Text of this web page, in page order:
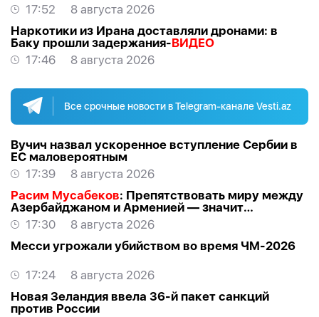
17:52
8 августа 2026
Наркотики из Ирана доставляли дронами: в
Баку прошли задержания-ВИДЕО
17:46
8 августа 2026
Все срочные новости в Telegram-канале Vesti.az
Вучич назвал ускоренное вступление Сербии в
ЕС маловероятным
17:39
8 августа 2026
Расим Мусабеков: Препятствовать миру между
Азербайджаном и Арменией — значит
создавать проблемы самим себе -
17:30
8 августа 2026
Месси угрожали убийством во время ЧМ-2026
17:24
8 августа 2026
Новая Зеландия ввела 36-й пакет санкций
против России